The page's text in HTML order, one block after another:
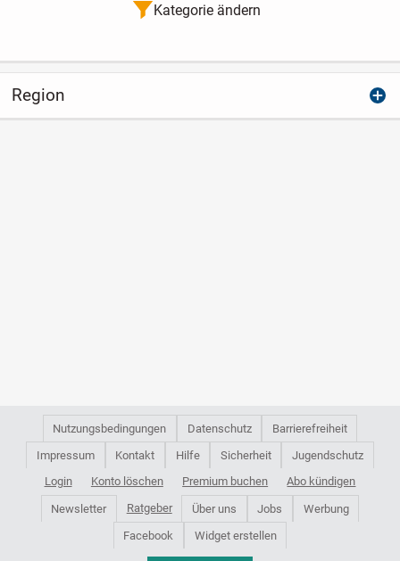
Kategorie ändern
Region
Nutzungsbedingungen Datenschutz
Barrierefreiheit
Impressum
Kontakt Hilfe Sicherheit
Jugendschutz
Login
Konto löschen Premium buchen Abo kündigen
Newsletter Ratgeber Über uns Jobs
Werbung
Facebook
Widget erstellen